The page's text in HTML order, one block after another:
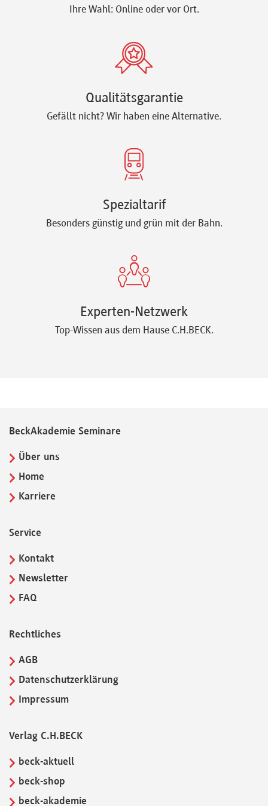
Ihre Wahl: Online oder vor Ort.
Qualitätsgarantie
Gefällt nicht? Wir haben eine Alternative.
Spezialtarif
Besonders günstig und grün mit der Bahn.
Experten-Netzwerk
Top-Wissen aus dem Hause C.H.BECK.
BeckAkademie Seminare
Über uns
Home
Karriere
Service
Kontakt
Newsletter
FAQ
Rechtliches
AGB
Datenschutzerklärung
Impressum
Verlag C.H.BECK
beck-aktuell
beck-shop
beck-akademie